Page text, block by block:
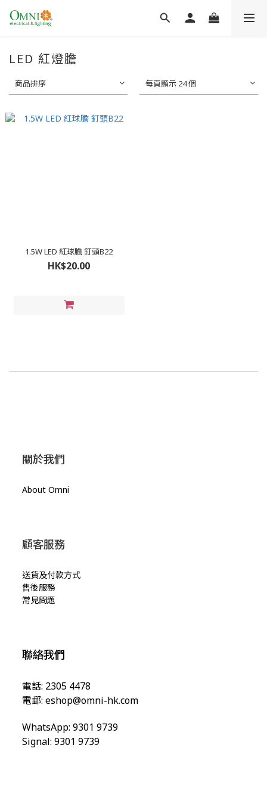
LED 紅燈膽
商品排序 每頁顯示 24 個
1.5W LED 紅球膽 釘頭B22
HK$20.00
關於我們
About Omni
顧客服務
送貨及付款方式
售後服務
常見問題
聯絡我們
電話: 2305 4478
電郵: eshop@omni-hk.com
WhatsApp: 9301 9739
Signal: 9301 9739